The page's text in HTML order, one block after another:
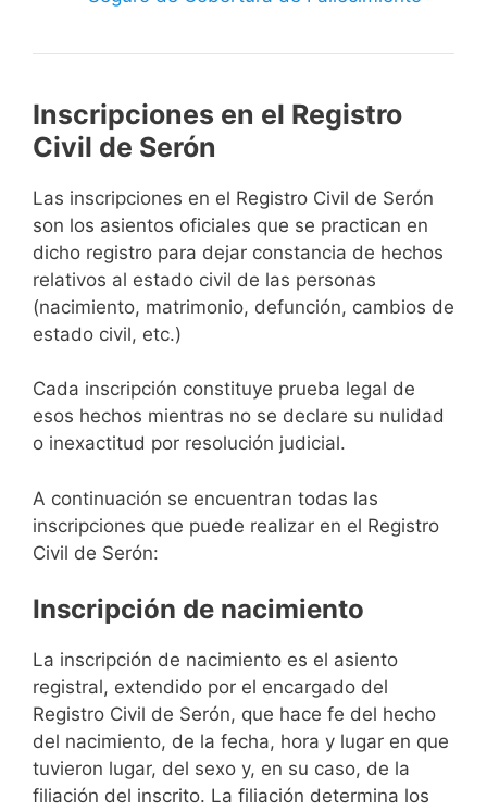
Inscripciones en el Registro
Civil de Serón
Las inscripciones en el Registro Civil de Serón
son los asientos oficiales que se practican en
dicho registro para dejar constancia de hechos
relativos al estado civil de las personas
(nacimiento, matrimonio, defunción, cambios de
estado civil, etc.)
Cada inscripción constituye prueba legal de
esos hechos mientras no se declare su nulidad
o inexactitud por resolución judicial.
A continuación se encuentran todas las
inscripciones que puede realizar en el Registro
Civil de Serón:
Inscripción de nacimiento
La inscripción de nacimiento es el asiento
registral, extendido por el encargado del
Registro Civil de Serón, que hace fe del hecho
del nacimiento, de la fecha, hora y lugar en que
tuvieron lugar, del sexo y, en su caso, de la
filiación del inscrito. La filiación determina los